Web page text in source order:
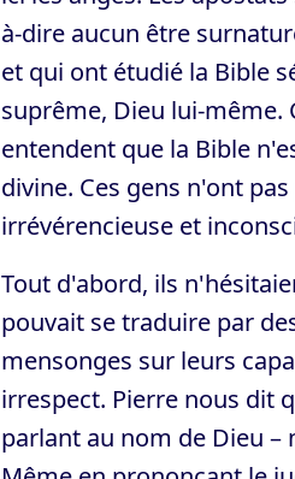
à-dire aucun être
et qui ont étudié la Bible
suprême, Dieu lui-même.
entendent que la Bible
divine. Ces gens n'ont
irrévérencieuse et
Tout d'abord, ils
pouvait se traduire par
mensonges sur leurs
irrespect. Pierre nous dit
parlant au nom de Dieu –